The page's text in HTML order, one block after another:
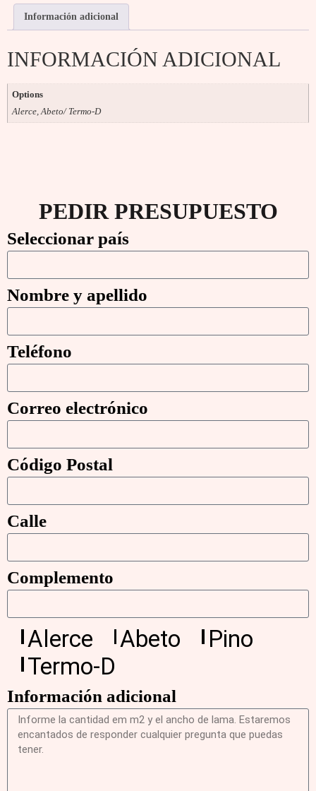
Información adicional
INFORMACIÓN ADICIONAL
Options
Alerce, Abeto/ Termo-D
PEDIR PRESUPUESTO
Seleccionar país
Nombre y apellido
Teléfono
Correo electrónico
Código Postal
Calle
Complemento
Alerce Abeto
Pino
Termo-D
Información adicional